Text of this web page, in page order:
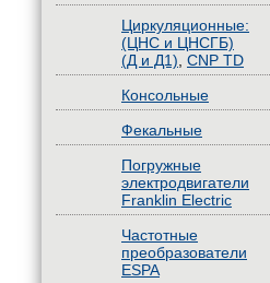
Циркуляционные:
(ЦНС и ЦНСГБ)
(Д и Д1) CNP TD
Консольные
Фекальные
Погружные
электродвигатели
Franklin Electric
Частотные
преобразователи
ESPA